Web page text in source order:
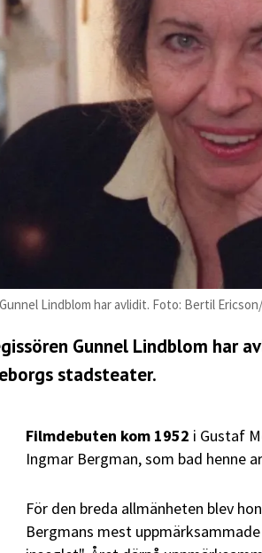
Lindblom har avlidit. Foto: Bertil
Gunnel Lindblom har
stadsteater.
Filmdebuten kom 1952 i Gustaf
Ingmar Bergman, som bad henne
För den breda allmänheten blev
Bergmans mest